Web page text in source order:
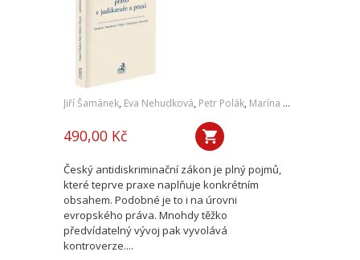
Jiří Šamánek, Eva Nehudková, Petr Polák, Marína Urbániková
490,00 Kč
Český antidiskriminační zákon je plný pojmů,
které teprve praxe naplňuje konkrétním
obsahem. Podobné je to i na úrovni
evropského práva. Mnohdy těžko
předvídatelný vývoj pak vyvolává
kontroverze....